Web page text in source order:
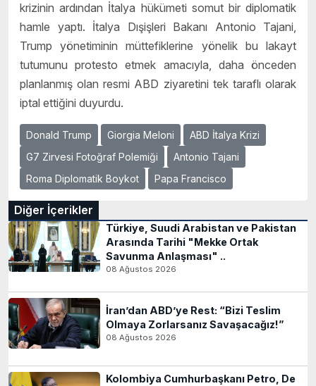
krizinin ardından İtalya hükümeti somut bir diplomatik
hamle yaptı. İtalya Dışişleri Bakanı Antonio Tajani,
Trump yönetiminin müttefiklerine yönelik bu lakayt
tutumunu protesto etmek amacıyla, daha önceden
planlanmış olan resmi ABD ziyaretini tek taraflı olarak
iptal ettiğini duyurdu.
Donald Trump Giorgia Meloni
ABD İtalya Krizi
G7 Zirvesi Fotoğraf Polemiği
Antonio Tajani
Roma Diplomatik Boykot
Papa Francisco
Diğer İçerikler
Türkiye, Suudi Arabistan ve Pakistan
Arasında Tarihi "Mekke Ortak
Savunma Anlaşması" ..
08 Ağustos 2026
İran’dan ABD’ye Rest: “Bizi Teslim
Olmaya Zorlarsanız Savaşacağız!”
08 Ağustos 2026
Kolombiya Cumhurbaşkanı Petro, De